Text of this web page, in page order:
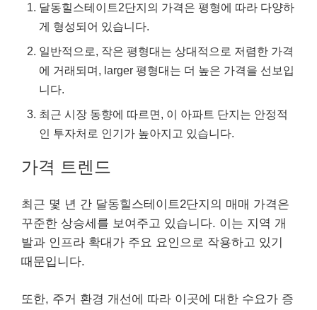
달동힐스테이트2단지의 가격은 평형에 따라 다양하
게 형성되어 있습니다.
일반적으로, 작은 평형대는 상대적으로 저렴한 가격
에 거래되며, larger 평형대는 더 높은 가격을 선보입
니다.
최근 시장 동향에 따르면, 이 아파트 단지는 안정적
인 투자처로 인기가 높아지고 있습니다.
가격 트렌드
최근 몇 년 간 달동힐스테이트2단지의 매매 가격은
꾸준한 상승세를 보여주고 있습니다. 이는 지역 개
발과 인프라 확대가 주요 요인으로 작용하고 있기
때문입니다.
또한, 주거 환경 개선에 따라 이곳에 대한 수요가 증